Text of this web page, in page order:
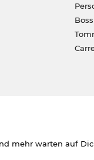
mehr warten auf